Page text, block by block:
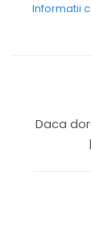
Informatii
Daca